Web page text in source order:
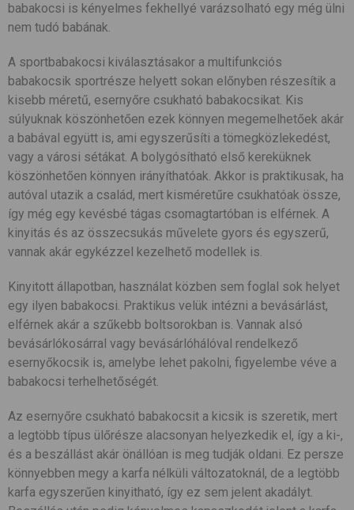
babakocsi is kényelmes fekhellyé varázsolható egy még ülni
nem tudó babának.
A sportbabakocsi kiválasztásakor a multifunkciós
babakocsik sportrésze helyett sokan előnyben részesítik a
kisebb méretű, esernyőre csukható babakocsikat. Kis
súlyuknak köszönhetően ezek könnyen megemelhetőek akár
a babával együtt is, ami egyszerűsíti a tömegközlekedést,
vagy a városi sétákat. A bolygósítható első kereküknek
köszönhetően könnyen irányíthatóak. Akkor is praktikusak, ha
autóval utazik a család, mert kisméretűre csukhatóak össze,
így még egy kevésbé tágas csomagtartóban is elférnek. A
kinyitás és az összecsukás művelete gyors és egyszerű,
vannak akár egykézzel kezelhető modellek is.
Kinyitott állapotban, használat közben sem foglal sok helyet
egy ilyen babakocsi. Praktikus velük intézni a bevásárlást,
elférnek akár a szűkebb boltsorokban is. Vannak alsó
bevásárlókosárral vagy bevásárlóhálóval rendelkező
esernyőkocsik is, amelybe lehet pakolni, figyelembe véve a
babakocsi terhelhetőségét.
Az esernyőre csukható babakocsit a kicsik is szeretik, mert
a legtöbb típus ülőrésze alacsonyan helyezkedik el, így a ki-,
és a beszállást akár önállóan is meg tudják oldani. Ez persze
könnyebben megy a karfa nélküli változatoknál, de a legtöbb
karfa egyszerűen kinyitható, így ez sem jelent akadályt.